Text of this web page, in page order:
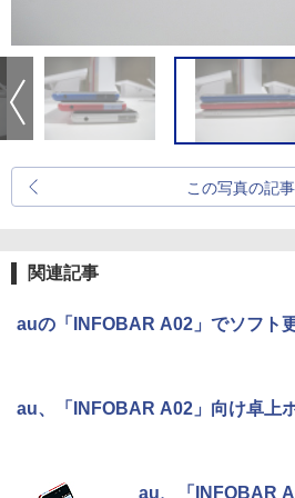
この写真の記
関連記事
auの「INFOBAR A02」でソフト
au、「INFOBAR A02」向け卓上
au、「INFOBAR